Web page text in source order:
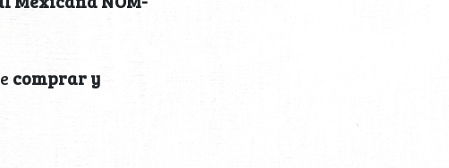
comprar y